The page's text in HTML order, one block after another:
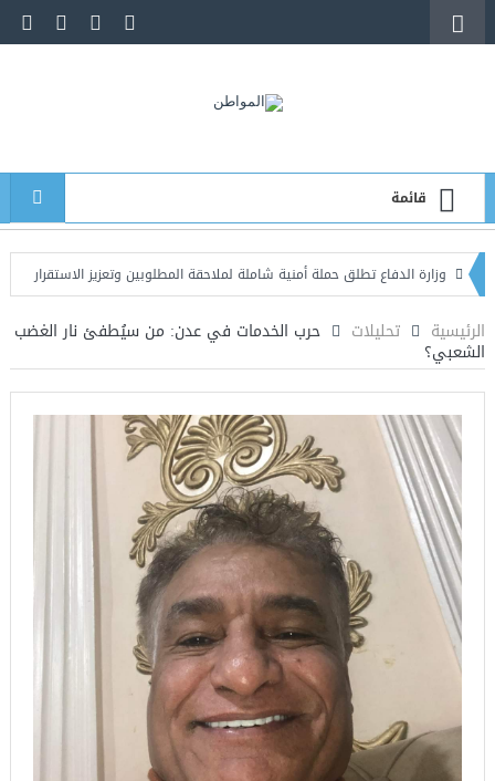
قائمة
الدفاع تطلق حملة أمنية شاملة لملاحقة المطلوبين وتعزيز الاستقرار
عشرات
الرئيسية تحليلات حرب الخدمات في عدن: من سيُطفئ نار الغضب
الشعبي؟